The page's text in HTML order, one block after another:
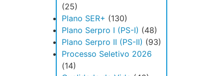
(25)
Plano SER+ (130)
Plano Serpro I (PS-I) (48)
Plano Serpro II (PS-II) (93)
Processo Seletivo 2026
(14)